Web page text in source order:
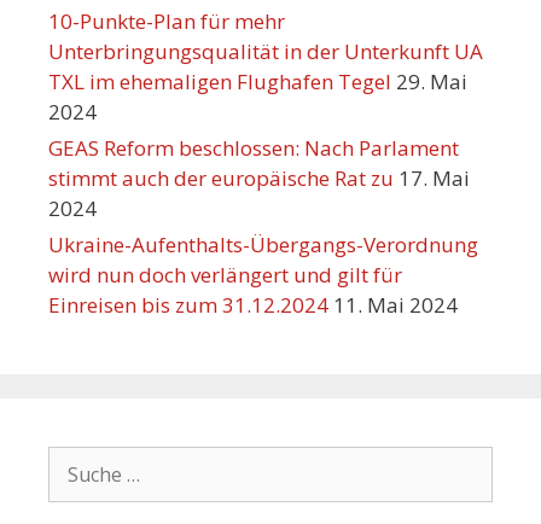
10-Punkte-Plan für mehr
Unterbringungsqualität in der Unterkunft UA
TXL im ehemaligen Flughafen Tegel 29. Mai
2024
GEAS Reform beschlossen: Nach Parlament
stimmt auch der europäische Rat zu 17. Mai
2024
Ukraine-Aufenthalts-Übergangs-Verordnung
wird nun doch verlängert und gilt für
Einreisen bis zum 31.12.2024 11. Mai 2024